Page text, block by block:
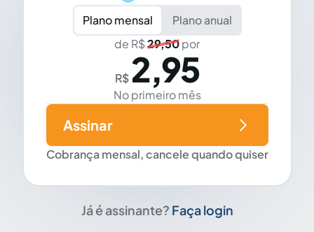
Plano mensal
Plano anual
de R$29,50por
R$ 2,95
No primeiro mês
Cobrança mensal, cancele quando quiser
Assinar
Já é assinante? Faça login